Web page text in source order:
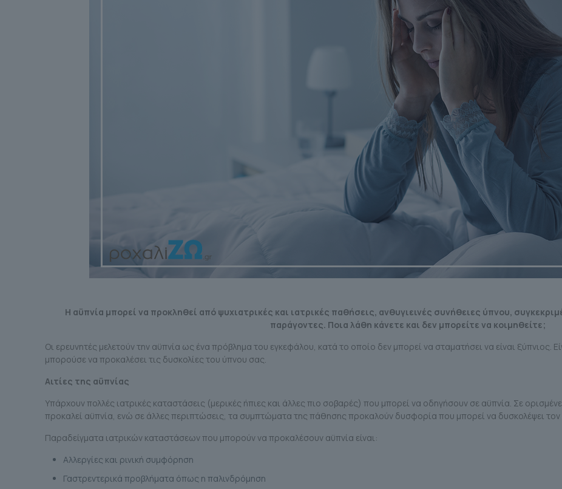
Η αϋπνία μπορεί να προκληθεί από ψυχιατρικές και ιατρικές παθήσεις, ανθυγιεινές συνήθειες ύπνου,
παράγοντες. Ποια λάθη κάνετε και δεν μπορείτε να κοιμηθείτε;
Οι ερευνητές μελετούν την αϋπνία ως ένα πρόβλημα του εγκεφάλου, κατά το οποίο δεν μπορεί να σταματήσει να είναι ξύπνιος.
μπορούσε να προκαλέσει τις δυσκολίες του ύπνου σας.
Αιτίες της αϋπνίας
Υπάρχουν πολλές ιατρικές καταστάσεις (μερικές ήπιες και άλλες πιο σοβαρές) που μπορεί να οδηγήσουν σε αϋπνία. Σε
προκαλεί αϋπνία, ενώ σε άλλες περιπτώσεις, τα συμπτώματα της πάθησης προκαλούν δυσφορία που μπορεί να δυσκολέψει
Παραδείγματα ιατρικών καταστάσεων που μπορούν να προκαλέσουν αϋπνία είναι:
Αλλεργίες και ρινική συμφόρηση
Γαστρεντερικά προβλήματα όπως η παλινδρόμηση